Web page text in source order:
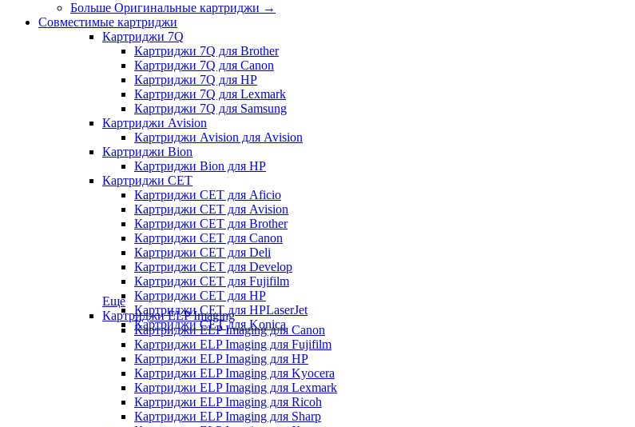
Больше Оригинальные картриджи →
Совместимые картриджи
Картриджи 7Q
Картриджи 7Q для Brother
Картриджи 7Q для Canon
Картриджи 7Q для HP
Картриджи 7Q для Lexmark
Картриджи 7Q для Samsung
Картриджи Avision
Картриджи Avision для Avision
Картриджи Bion
Картриджи Bion для HP
Картриджи CET
Картриджи CET для Aficio
Картриджи CET для Avision
Картриджи CET для Brother
Картриджи CET для Canon
Картриджи CET для Deli
Картриджи CET для Develop
Картриджи CET для Fujifilm
Картриджи CET для HP
Картриджи CET для HPLaserJet
Картриджи CET для Konica
Еще
Картриджи ELP Imaging
Картриджи ELP Imaging для Canon
Картриджи ELP Imaging для Fujifilm
Картриджи ELP Imaging для HP
Картриджи ELP Imaging для Kyocera
Картриджи ELP Imaging для Lexmark
Картриджи ELP Imaging для Ricoh
Картриджи ELP Imaging для Sharp